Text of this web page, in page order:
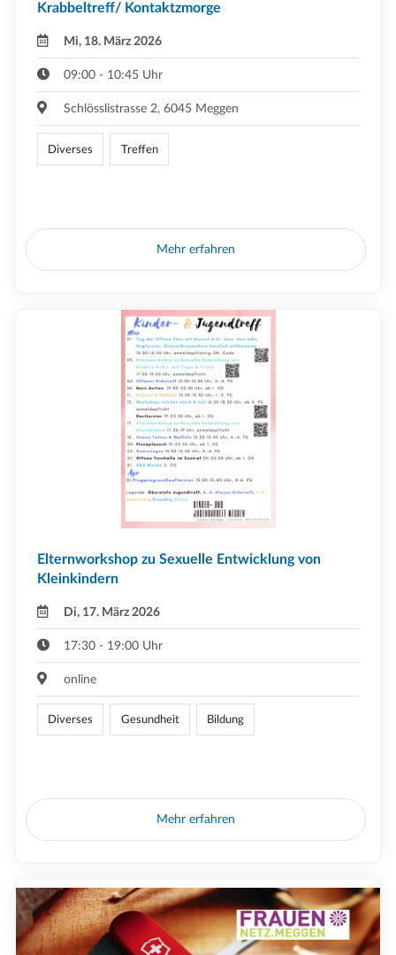
Krabbeltreff/ Kontaktzmorge
Mi, 18. März 2026
09:00 - 10:45 Uhr
Schlösslistrasse 2, 6045 Meggen
Diverses Treffen
Mehr erfahren
Elternworkshop zu Sexuelle Entwicklung von
Kleinkindern
Di, 17. März 2026
17:30 - 19:00 Uhr
online
Diverses Gesundheit Bildung
Mehr erfahren